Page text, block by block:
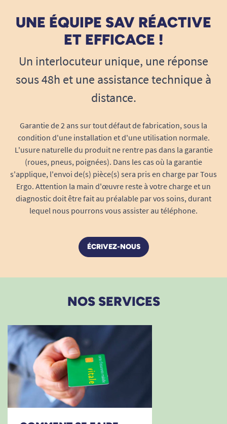
UNE ÉQUIPE SAV RÉACTIVE
ET EFFICACE !
Un interlocuteur unique, une réponse
sous 48h et une assistance technique à
distance.
Garantie de 2 ans sur tout défaut de fabrication, sous la
condition d'une installation et d'une utilisation normale.
L'usure naturelle du produit ne rentre pas dans la garantie
(roues, pneus, poignées). Dans les cas où la garantie
s'applique, l'envoi de(s) pièce(s) sera pris en charge par Tous
Ergo. Attention la main d'œuvre reste à votre charge et un
diagnostic doit être fait au préalable par vos soins, durant
lequel nous pourrons vous assister au téléphone.
ÉCRIVEZ-NOUS
NOS SERVICES